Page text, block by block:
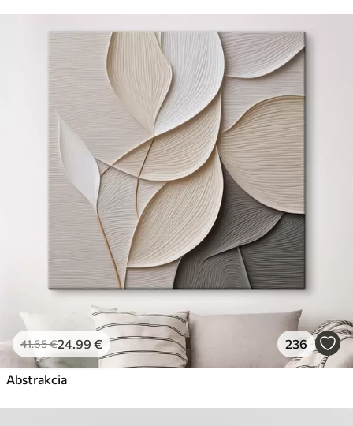
Odolné voči vyblednutiu
Bezpečný atrament bez zápachu
Povrch podobný plátnu
Ekologický materiál
Premium
.00
Žiarivé a sýte farby
Odolné voči vyblednutiu
Bezpečný atrament bez zápachu
Povrch podobný plátnu
Ekologický materiál
Eko-Premium
Od 36.00€
✓Žiarivé a sýte farby
✓Odolné voči vyblednutiu
41.65€24.99 € 236
Abstrakcia